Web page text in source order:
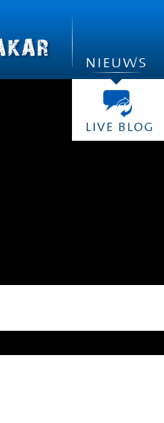
nieuws
live blog